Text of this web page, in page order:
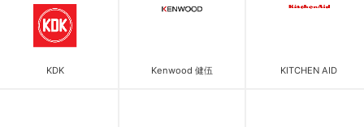
KDK Kenwood 健伍 KITCHEN AID